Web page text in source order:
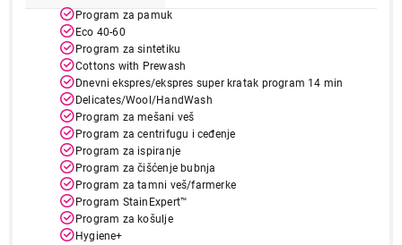
Program za pamuk
Eco 40-60
Program za sintetiku
Cottons with Prewash
Dnevni ekspres/ekspres super kratak program 14 min
Delicates/Wool/HandWash
Program za mešani veš
Program za centrifugu i ceđenje
Program za ispiranje
Program za čišćenje bubnja
Program za tamni veš/farmerke
Program StainExpert™
Program za košulje
Hygiene+
31.999,00
MAŠINE ZA PRANJE VEŠA
BEKO BM3WFSU37013WPBB
Proizvod je dodat u korpu.
Ukupno u korpi:0,00
Nastavi kupovinu